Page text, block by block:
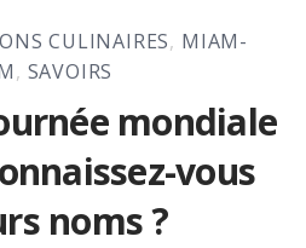
CULINAIRES, MIAM-
, SAVOIRS
mondiale
vous
noms ?